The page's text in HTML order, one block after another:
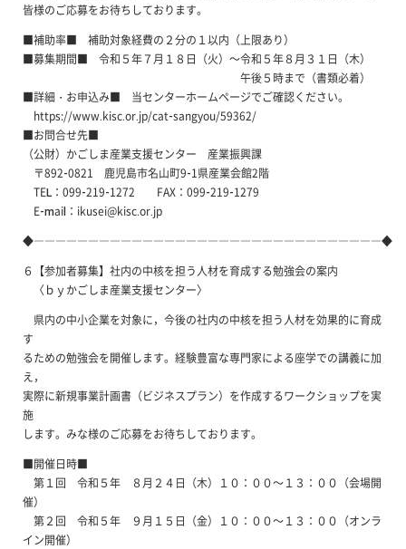
皆様のご応募をお待ちしております。
■補助率■ 補助対象経費の２分の１以内（上限あり）
■募集期間■ 令和５年７月１８日（火）～令和５年８月３１日（木）
午後５時まで（書類必着）
■詳細・お申込み■ 当センターホームページでご確認ください。
https://www.kisc.or.jp/cat-sangyou/59362/
■お問合せ先■
（公財）かごしま産業支援センター 産業振興課
〒892-0821 鹿児島市名山町9-1県産業会館2階
TEL：099-219-1272 FAX：099-219-1279
E-mail：ikusei@kisc.or.jp
◆――――――――――――――――――――――――――――――――◆
６【参加者募集】社内の中核を担う人材を育成する勉強会の案内
〈ｂｙかごしま産業支援センター〉
県内の中小企業を対象に，今後の社内の中核を担う人材を効果的に育成
す
るための勉強会を開催します。経験豊富な専門家による座学での講義に加
え，
実際に新規事業計画書（ビジネスプラン）を作成するワークショップを実
施
します。みな様のご応募をお待ちしております。
■開催日時■
第１回 令和５年 ８月２４日（木）１０：００～１３：００（会場開
催）
第２回 令和５年 ９月１５日（金）１０：００～１３：００（オンラ
イン開催）